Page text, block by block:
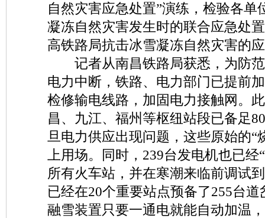
自然灾害应急处置”演练，检验各单
凝冻自然灾害发生时的联合应急处
高铁路局抗击冰雪凝冻自然灾害的
记者从南昌铁路局获悉，为防范
电力中断，铁路、电力部门已提前
检修输电线路，加固电力接触网。
昌、九江、福州等枢纽站段已备足
旦电力供应出现问题，这些原始的“
上用场。同时，239台发电机也已经
所有火车站，并在寒潮来临前调试
已经在20个重要站点预备了255台
融雪装置只要一通电就能自动加温